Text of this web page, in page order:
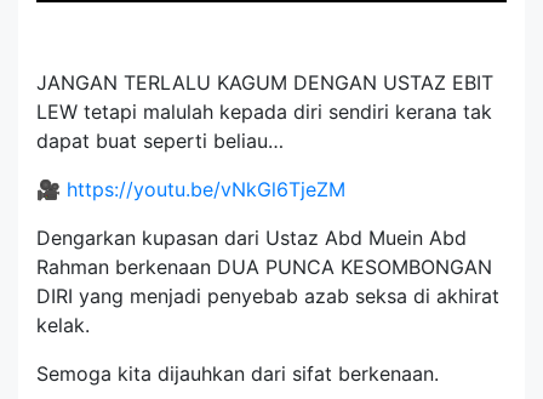
JANGAN TERLALU KAGUM DENGAN USTAZ EBIT
LEW tetapi malulah kepada diri sendiri kerana tak
dapat buat seperti beliau…
🎥 https://youtu.be/vNkGl6TjeZM
Dengarkan kupasan dari Ustaz Abd Muein Abd
Rahman berkenaan DUA PUNCA KESOMBONGAN
DIRI yang menjadi penyebab azab seksa di akhirat
kelak.
Semoga kita dijauhkan dari sifat berkenaan.